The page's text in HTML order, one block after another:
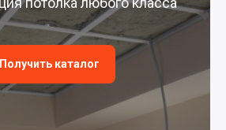
Получить каталог